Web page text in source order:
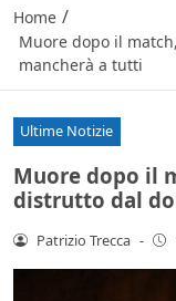
Home /
Muore dopo il
mancherà a tutti
Ultime Notizie
Muore dopo il
distrutto dal
Patrizio Trecca -